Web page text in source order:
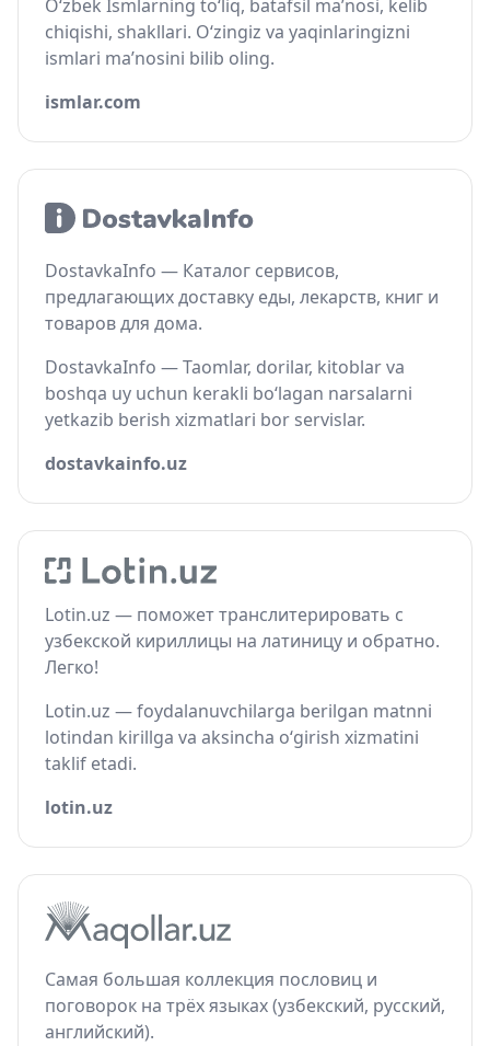
O‘zbek Ismlarning to‘liq, batafsil ma’nosi, kelib
chiqishi, shakllari. O‘zingiz va yaqinlaringizni
ismlari ma’nosini bilib oling.
ismlar.com
DostavkaInfo — Каталог сервисов,
предлагающих доставку еды, лекарств, книг и
товаров для дома.
DostavkaInfo — Taomlar, dorilar, kitoblar va
boshqa uy uchun kerakli bo‘lagan narsalarni
yetkazib berish xizmatlari bor servislar.
dostavkainfo.uz
Lotin.uz — поможет транслитерировать с
узбекской кириллицы на латиницу и обратно.
Легко!
Lotin.uz — foydalanuvchilarga berilgan matnni
lotindan kirillga va aksincha o‘girish xizmatini
taklif etadi.
lotin.uz
Самая большая коллекция пословиц и
поговорок на трёх языках (узбекский, русский,
английский).